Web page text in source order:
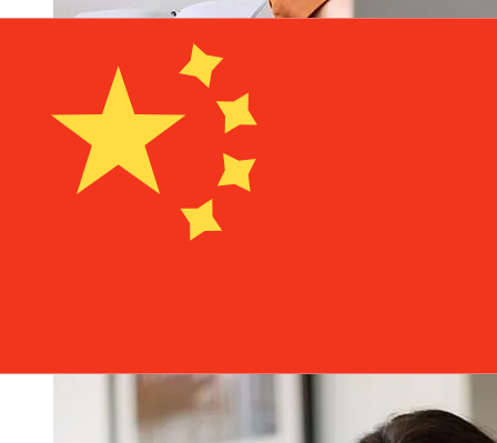
從MCB Bonaire USD到CNY轉帳速度